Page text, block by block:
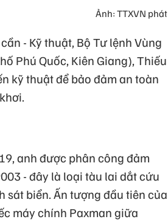
Ảnh: TTXVN phát
- Kỹ thuật, Bộ Tư lệnh Vùng
Phú Quốc, Kiên Giang), Thiếu
kỹ thuật để bảo đảm an toàn
anh được phân công đảm
- đây là loại tàu lai dắt cứu
sát biển. Ấn tượng đầu tiên của
máy chính Paxman giữa